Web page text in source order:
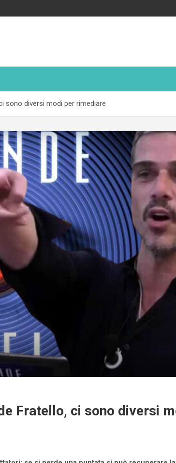
sono diversi modi per rimediare
Fratello, ci sono diversi